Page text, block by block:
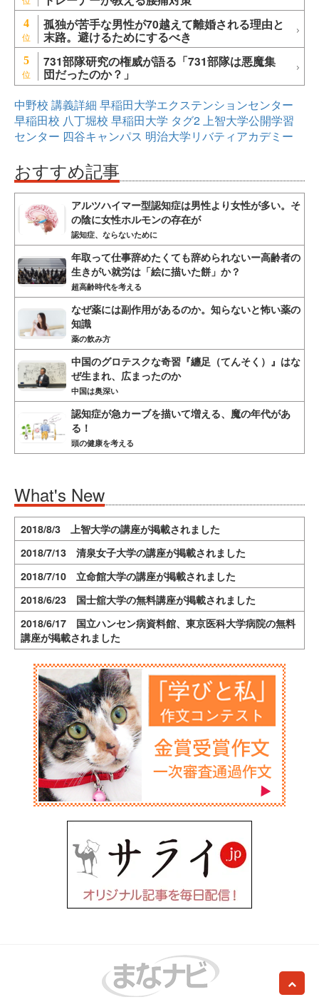
4 孤独が苦手な男性が70越えて離婚される理由と
末路。避けるためにするべき
5 731部隊研究の権威が語る「731部隊は悪魔集
団だったのか？」
中野校 講義詳細 早稲田大学エクステンションセンター
早稲田校 八丁堀校 早稲田大学 タグ2上智大学公開学習
センター 四谷キャンパス 明治大学リバティアカデミー
おすすめ記事
アルツハイマー型認知症は男性より女性が多い。そ
の陰に女性ホルモンの存在が
認知症、ならないために
年取って仕事辞めたくても辞められないー高齢者の
生きがい就労は「絵に描いた餅」か？
超高齢時代を考える
なぜ薬には副作用があるのか。知らないと怖い薬の
知識
薬の飲み方
中国のグロテスクな奇習『纏足（てんそく）』はな
ぜ生まれ、広まったのか
中国は奥深い
認知症が急カーブを描いて増える、魔の年代があ
る！
頭の健康を考える
What's New
2018/8/3 上智大学の講座が掲載されました
2018/7/13 清泉女子大学の講座が掲載されました
2018/7/10 立命館大学の講座が掲載されました
2018/6/23 国士舘大学の無料講座が掲載されました
2018/6/17 国立ハンセン病資料館、東京医科大学病院の無料
講座が掲載されました